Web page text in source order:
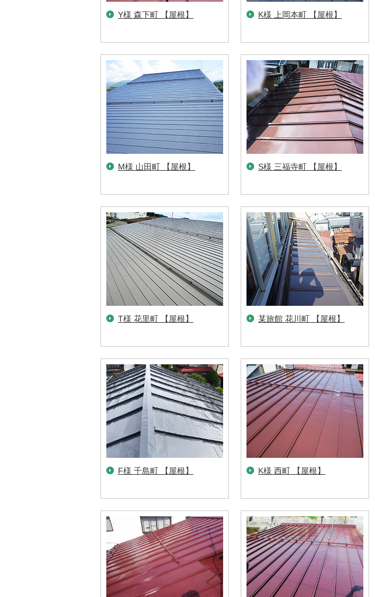
Y様 森下町 【屋根】 K様 上岡本町 【屋根】
M様 山田町 【屋根】 S様 三福寺町 【屋根】
T様 花里町 【屋根】 某旅館 花川町 【屋根】
F様 千島町 【屋根】 K様 西町 【屋根】